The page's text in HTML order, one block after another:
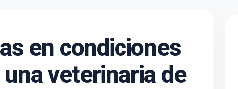
en condiciones
veterinaria de